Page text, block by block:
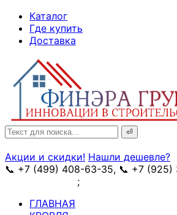
Skip
Content
Каталог
Где купить
Доставка
Search
for:
Акции и скидки! Нашли дешевле?
📞 +7 (499) 408-63-35, 📞 +7
;
ГЛАВНАЯ